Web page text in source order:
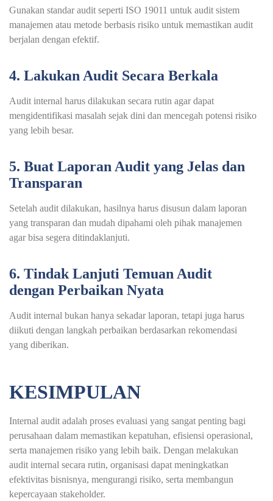
Gunakan standar audit seperti ISO 19011 untuk audit sistem
manajemen atau metode berbasis risiko untuk memastikan audit
berjalan dengan efektif.
4. Lakukan Audit Secara Berkala
Audit internal harus dilakukan secara rutin agar dapat
mengidentifikasi masalah sejak dini dan mencegah potensi risiko
yang lebih besar.
5. Buat Laporan Audit yang Jelas dan
Transparan
Setelah audit dilakukan, hasilnya harus disusun dalam laporan
yang transparan dan mudah dipahami oleh pihak manajemen
agar bisa segera ditindaklanjuti.
6. Tindak Lanjuti Temuan Audit
dengan Perbaikan Nyata
Audit internal bukan hanya sekadar laporan, tetapi juga harus
diikuti dengan langkah perbaikan berdasarkan rekomendasi
yang diberikan.
KESIMPULAN
Internal audit adalah proses evaluasi yang sangat penting bagi
perusahaan dalam memastikan kepatuhan, efisiensi operasional,
serta manajemen risiko yang lebih baik. Dengan melakukan
audit internal secara rutin, organisasi dapat meningkatkan
efektivitas bisnisnya, mengurangi risiko, serta membangun
kepercayaan stakeholder.